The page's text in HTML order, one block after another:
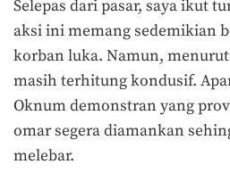
Selepas dari pasar, saya ikut
aksi ini memang sedemikian
korban luka. Namun, menurut
masih terhitung kondusif.
Oknum demonstran yang
omar segera diamankan
melebar.